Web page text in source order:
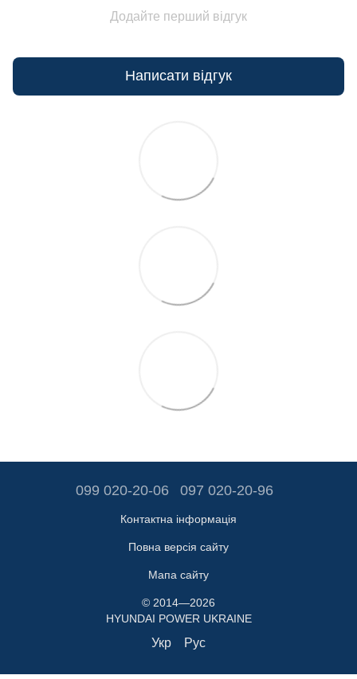
Додайте перший відгук
Написати відгук
099 020-20-06 097 020-20-96
Контактна інформація
Повна версія сайту
Мапа сайту
© 2014—2026
HYUNDAI POWER UKRAINE
Укр Рус